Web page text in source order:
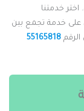
خدمتنا
خدمة تجمع بين
55165818